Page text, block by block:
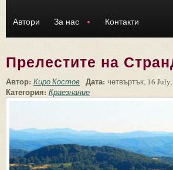
Автори За нас Контакти
Прелестите на
Автор: Киро Костов Дата: четвъртък, 16
Категория: Краезнание